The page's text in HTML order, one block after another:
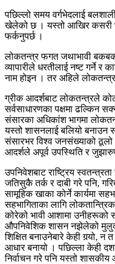
पछिल्लो समय वर्गभेदलाई
खेलेको छ । यस्तो आखिर कसरी
फर्कनुपर्छ ।
लोकतन्त्र फगत जथाभावी बकबक
व्यापारीले धरतीलाई नष्ट गर्ने र
नाम होइन । तर अहिले
ग्रीक आदर्शबाट लोकतन्त्रले
सर्वसाधारणका पक्षमा ढल्किन
संसारका अधिकांश भागमा
यस्तो शासनलाई बलियो बनाउन
संसारभर विश्व जनसंख्याको
आदर्शले अपूर्व उपस्थिति र
उपनिवेशबाट राष्ट्रिय
जतिसुकै तर्क र दाबी गरे पनि,
सामूहिक खाका कोर्ने कार्यमा
सहभागिताका लागि
कोरेको भावी आशामा
औपनिवेशिक शासन नझेलेको
शिक्षित बनाउनेबारे केही गर्‍यो,
आधार बनायो । पछिल्ला केही
निर्वाचन गरे पनि यस्तो